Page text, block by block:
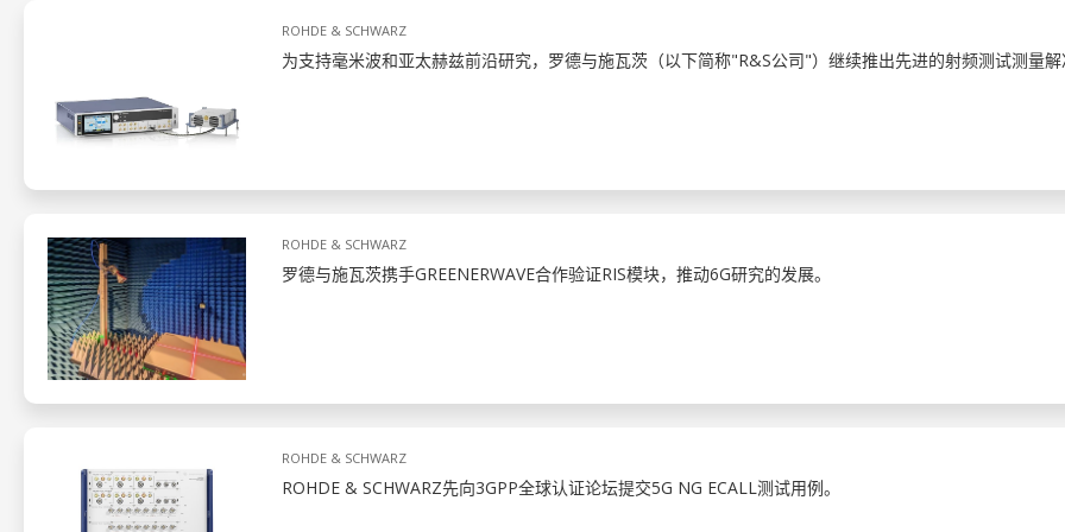
ROHDE & SCHWARZ
为支持毫米波和亚太赫兹前沿研究，罗德与施瓦茨（以下简称"R&S公司"）继续推出先进的射频测试测量
ROHDE & SCHWARZ
罗德与施瓦茨携手GREENERWAVE合作验证RIS模块，推动6G研究的发展。
ROHDE & SCHWARZ
ROHDE & SCHWARZ先向3GPP全球认证论坛提交5G NG ECALL测试用例。